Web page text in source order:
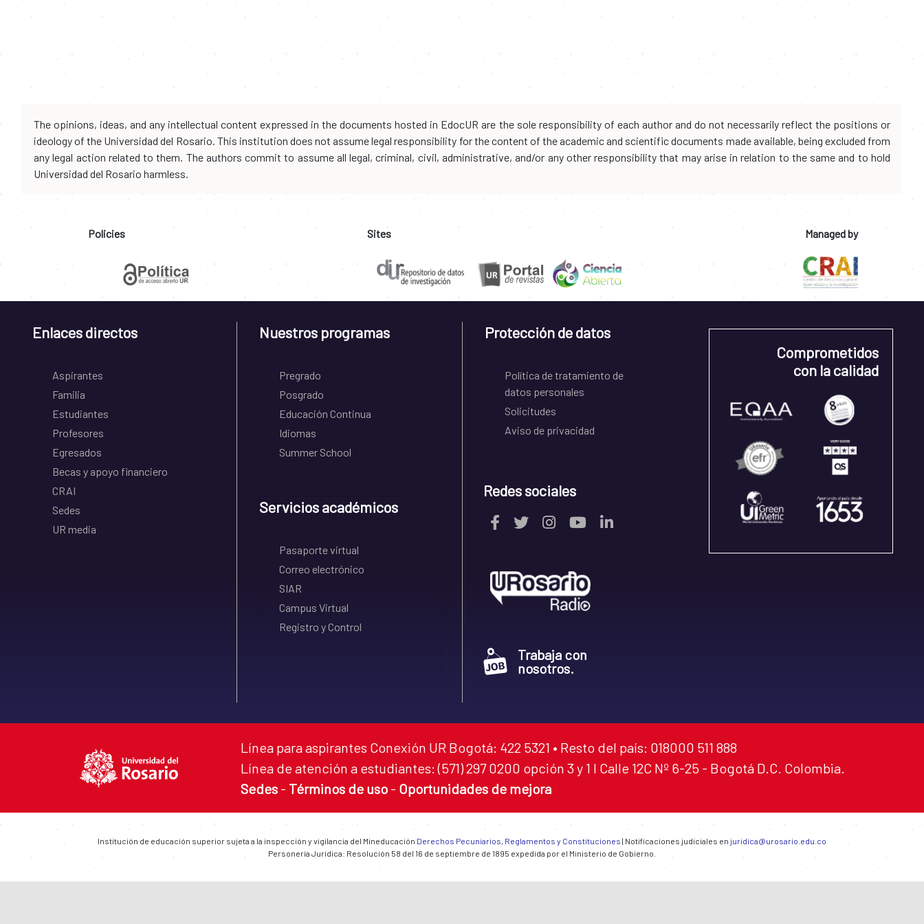
The opinions, ideas, and any intellectual content expressed in the documents hosted in EdocUR are the sole responsibility of each author and do not necessarily reflect the positions or
ideology of the Universidad del Rosario. This institution does not assume legal responsibility for the content of the academic and scientific documents made available, being excluded from
any legal action related to them. The authors commit to assume all legal, criminal, civil, administrative, and/or any other responsibility that may arise in relation to the same and to hold
Universidad del Rosario harmless.
Policies Sites Managed by
Enlaces directos
Aspirantes
Familia
Estudiantes
Profesores
Egresados
Becas y apoyo financiero
CRAI
Sedes
UR media
Nuestros programas
Pregrado
Posgrado
Educación Continua
Idiomas
Summer School
Servicios académicos
Pasaporte virtual
Correo electrónico
SIAR
Campus Virtual
Registro y Control
Protección de datos
Política de tratamiento de
datos personales
Solicitudes
Aviso de privacidad
Redes sociales
Trabaja con
nosotros.
Comprometidos
con la calidad
Línea para aspirantes Conexión UR Bogotá: 422 5321 • Resto del país: 018000 511 888
Línea de atención a estudiantes: (571) 297 0200 opción 3 y 1 I Calle 12C Nº 6-25 - Bogotá D.C. Colombia.
Sedes - Términos de uso - Oportunidades de mejora
Institución de educación superior sujeta a la inspección y vigilancia del Mineducación Derechos Pecuniarios, Reglamentos y Constituciones | Notificaciones judiciales en juridica@urosario.edu.co
Personería Jurídica: Resolución 58 del 16 de septiembre de 1895 expedida por el Ministerio de Gobierno.